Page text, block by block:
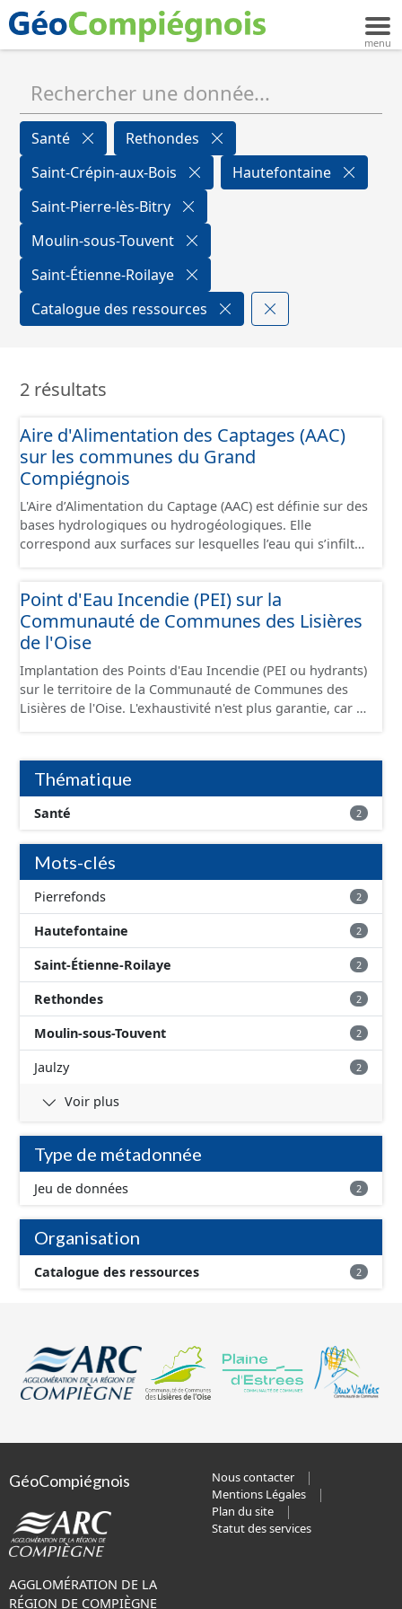
Santé
Rethondes
Saint-Crépin-aux-Bois
Hautefontaine
Saint-Pierre-lès-Bitry
Moulin-sous-Touvent
Saint-Étienne-Roilaye
Catalogue des ressources
2 résultats
Aire d'Alimentation des Captages (AAC)
sur les communes du Grand
Compiégnois
L'Aire d’Alimentation du Captage (AAC) est définie sur des
bases hydrologiques ou hydrogéologiques. Elle
correspond aux surfaces sur lesquelles l’eau qui s’infiltre
correspond : - pour un ouvrage de prélèvement destiné
à l'eau potable en eau superficielle : au sous-bassin
versant situé en amont de la ou des prises d’eau
l'apport d'eau souterraine externe à ce bassin versant
(ex: nappe de socle ou nappe d'accompagnement des
cours d'eau), - pour un ouvrage de prélèvement destiné
la surface du sol qui contribuent à l’alimentation du
captage). Les notions d’« aire d’alimentation » et de «
bassin d’alimentation » de captages (AAC, BAC) sont ici
correspond aux périmètres administratifs des AAC et
aux périmètres des sous-secteurs des aires de Baugy et
des Hospices.
Point d'Eau Incendie (PEI) sur la
Communauté de Communes des Lisières
de l'Oise
Implantation des Points d'Eau Incendie (PEI ou hydrants)
sur le territoire de la Communauté de Communes des
Lisières de l'Oise. L'exhaustivité n'est plus garantie, car il
2020.
Thématique
Santé 2
Mots-clés
Pierrefonds 2
Hautefontaine 2
Saint-Étienne-Roilaye 2
Rethondes 2
Moulin-sous-Touvent 2
Jaulzy 2
Voir plus
Type de métadonnée
Jeu de données 2
Organisation
Catalogue des ressources 2
GéoCompiégnois
AGGLOMÉRATION DE LA
RÉGION DE COMPIÈGNE
Nous contacter
Mentions Légales
Plan du site
Statut des services